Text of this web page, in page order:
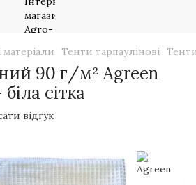
Тенти тарпаулінові
90 г/м² Agreen
сітка
відгук